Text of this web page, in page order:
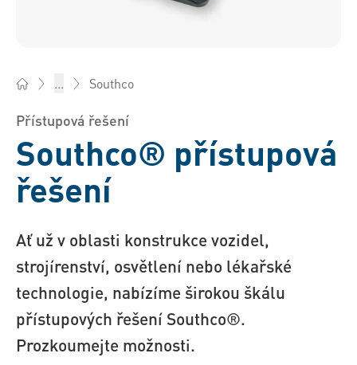
... Southco
Přístupová řešení
Southco® přístupová
řešení
Ať už v oblasti konstrukce vozidel,
strojírenství, osvětlení nebo lékařské
technologie, nabízíme širokou škálu
přístupových řešení Southco®.
Prozkoumejte možnosti.